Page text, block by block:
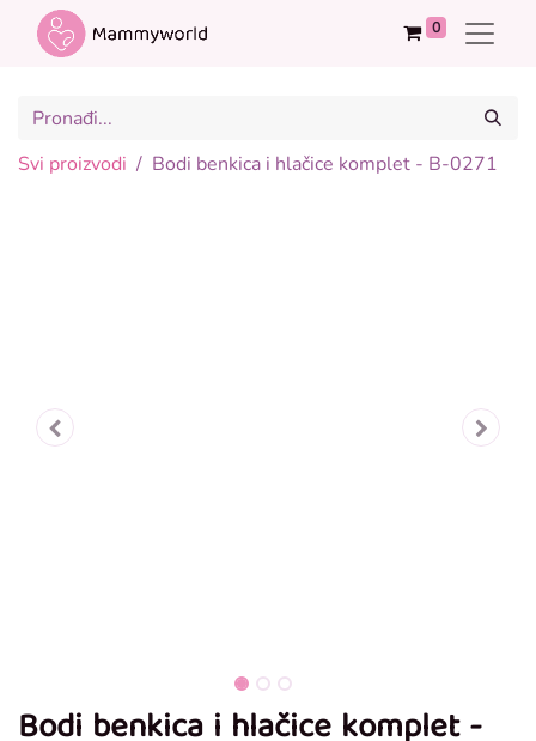
0
Svi proizvodi Bodi benkica i hlačice komplet - B-0271